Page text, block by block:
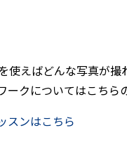
使えばどんな写真が
ークについてはこちら
スンはこちら